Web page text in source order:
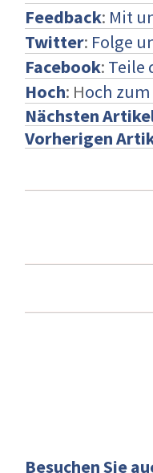
Feedback: Mit
Twitter: Folge
Facebook: Teile
Hoch: Hoch
Nächsten
Vorherigen
Besuchen Sie